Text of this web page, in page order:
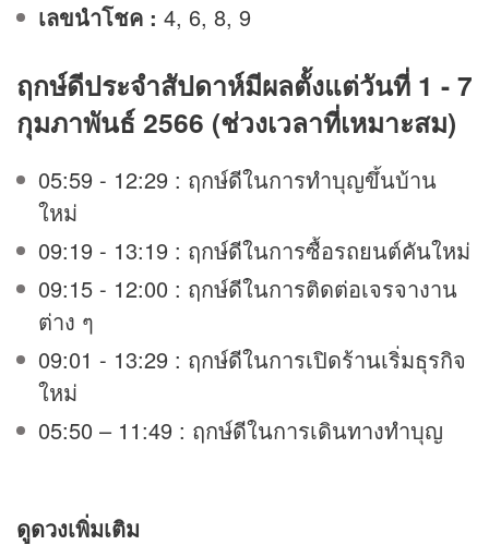
เลขนำโชค : 4, 6, 8, 9
ฤกษ์ดีประจำสัปดาห์มีผลตั้งแต่วันที่ 1 - 7
กุมภาพันธ์ 2566 (ช่วงเวลาที่เหมาะสม)
05:59 - 12:29 : ฤกษ์ดีในการทำบุญขึ้นบ้าน
ใหม่
09:19 - 13:19 : ฤกษ์ดีในการซื้อรถยนต์คันใหม่
09:15 - 12:00 : ฤกษ์ดีในการติดต่อเจรจางาน
ต่าง ๆ
09:01 - 13:29 : ฤกษ์ดีในการเปิดร้านเริ่มธุรกิจ
ใหม่
05:50 – 11:49 : ฤกษ์ดีในการเดินทางทำบุญ
ดูดวงเพิ่มเติม